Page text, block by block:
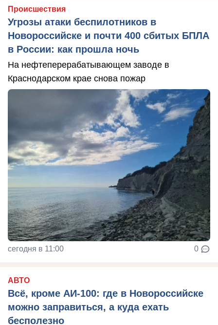
Происшествия
Угрозы атаки беспилотников в
Новороссийске и почти 400 сбитых БПЛА
в России: как прошла ночь
На нефтеперерабатывающем заводе в
Краснодарском крае снова пожар
сегодня в 11:00 0
АВТО
Всё, кроме АИ-100: где в Новороссийске
можно заправиться, а куда ехать
бесполезно